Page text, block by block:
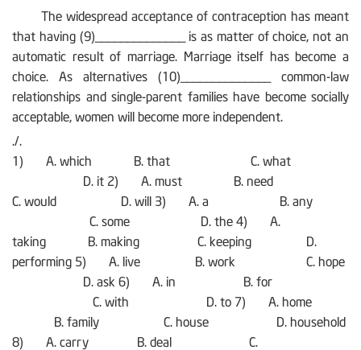
The widespread acceptance of contraception has meant
that having (9)______________ is as matter of choice, not an
automatic result of marriage. Marriage itself has become a
choice. As alternatives (10)______________ common-law
relationships and single-parent families have become socially
acceptable, women will become more independent.
./.
1) A. which B. that C. what
D. it 2) A. must B. need
C. would D. will 3) A. a B. any
C. some D. the 4) A.
taking B. making C. keeping D.
performing 5) A. live B. work C. hope
D. ask 6) A. in B. for
C. with D. to 7) A. home
B. family C. house D. household
8) A. carry B. deal C.